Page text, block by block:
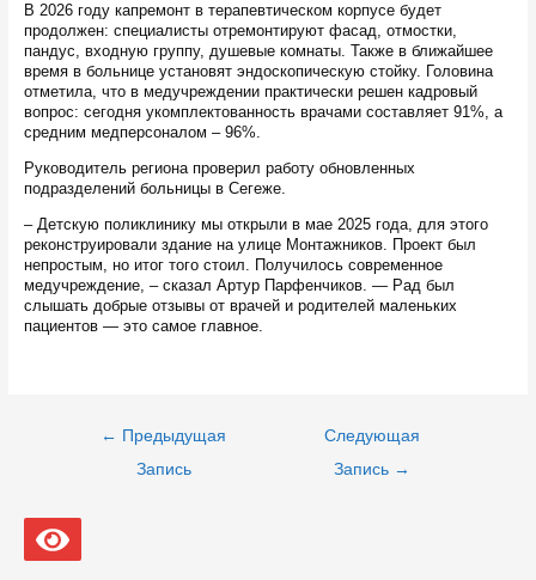
В 2026 году капремонт в терапевтическом корпусе будет
продолжен: специалисты отремонтируют фасад, отмостки,
пандус, входную группу, душевые комнаты. Также в ближайшее
время в больнице установят эндоскопическую стойку. Головина
отметила, что в медучреждении практически решен кадровый
вопрос: сегодня укомплектованность врачами составляет 91%, а
средним медперсоналом – 96%.
Руководитель региона проверил работу обновленных
подразделений больницы в Сегеже.
– Детскую поликлинику мы открыли в мае 2025 года, для этого
реконструировали здание на улице Монтажников. Проект был
непростым, но итог того стоил. Получилось современное
медучреждение, – сказал Артур Парфенчиков. — Рад был
слышать добрые отзывы от врачей и родителей маленьких
пациентов — это самое главное.
Навигация
← Предыдущая
Запись
Следующая
Запись →